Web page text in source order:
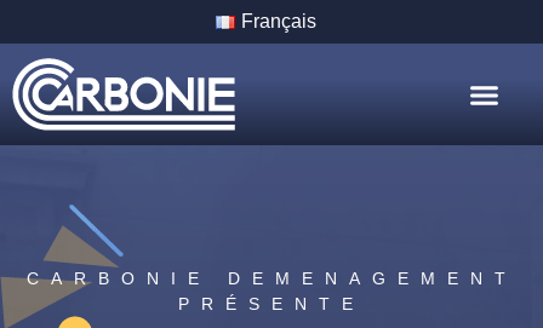
Français
CARBONIE DEMENAGEMENT
PRÉSENTE